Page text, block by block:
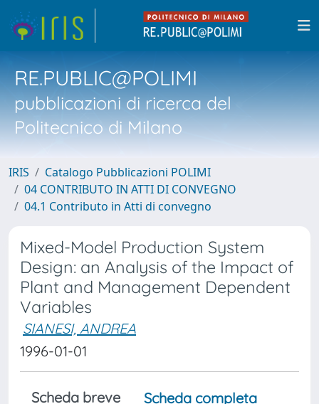
RE.PUBLIC@POLIMI
pubblicazioni di ricerca del
Politecnico di Milano
IRIS
Catalogo Pubblicazioni POLIMI
04 CONTRIBUTO IN ATTI DI CONVEGNO
04.1 Contributo in Atti di convegno
Mixed-Model Production System
Design: an Analysis of the Impact of
Plant and Management Dependent
Variables
SIANESI, ANDREA
1996-01-01
Scheda breve
Scheda completa